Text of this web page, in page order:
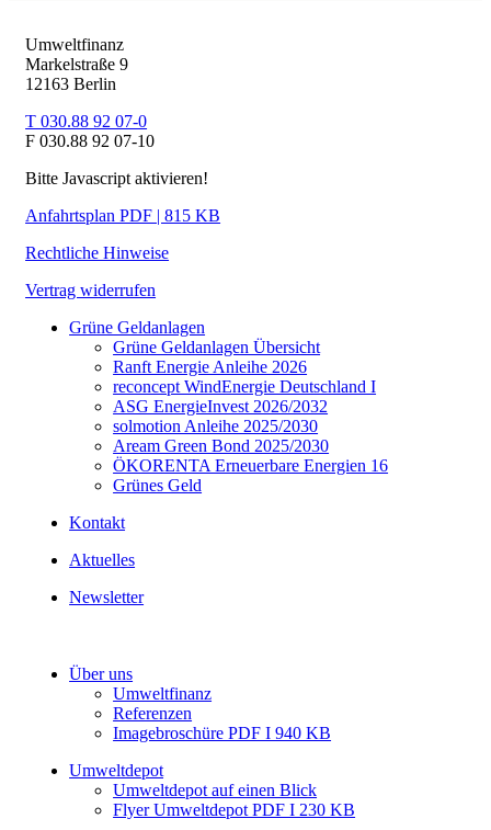
Umweltfinanz
Markelstraße 9
12163 Berlin
T 030.88 92 07-0
F 030.88 92 07-10
Bitte Javascript aktivieren!
Anfahrtsplan PDF | 815 KB
Rechtliche Hinweise
Vertrag widerrufen
Grüne Geldanlagen
Grüne Geldanlagen Übersicht
Ranft Energie Anleihe 2026
reconcept WindEnergie Deutschland I
ASG EnergieInvest 2026/2032
solmotion Anleihe 2025/2030
Aream Green Bond 2025/2030
ÖKORENTA Erneuerbare Energien 16
Grünes Geld
Kontakt
Aktuelles
Newsletter
Über uns
Umweltfinanz
Referenzen
Imagebroschüre PDF I 940 KB
Umweltdepot
Umweltdepot auf einen Blick
Flyer Umweltdepot PDF I 230 KB